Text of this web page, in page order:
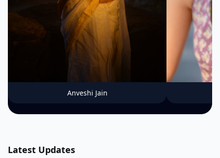
Anveshi Jain
Latest Updates